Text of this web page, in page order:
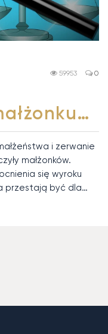
0
59953
i zerwanie
małżonków.
się wyroku
przestają być dla…